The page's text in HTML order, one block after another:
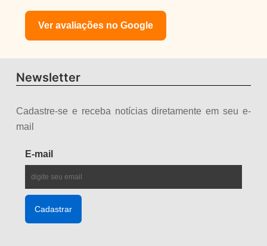
Ver avaliações no Google
Newsletter
Cadastre-se e receba notícias diretamente em seu e-
mail
E-mail